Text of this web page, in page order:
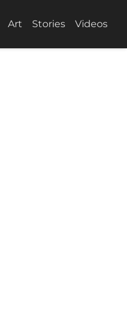
Art Stories Videos